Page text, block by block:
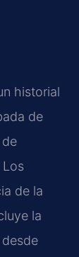
historial
de
Los
de la
la